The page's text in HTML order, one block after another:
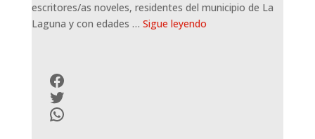
escritores/as noveles, residentes del municipio de La
Laguna y con edades … Sigue leyendo
Facebook
Twitter
WhatsApp